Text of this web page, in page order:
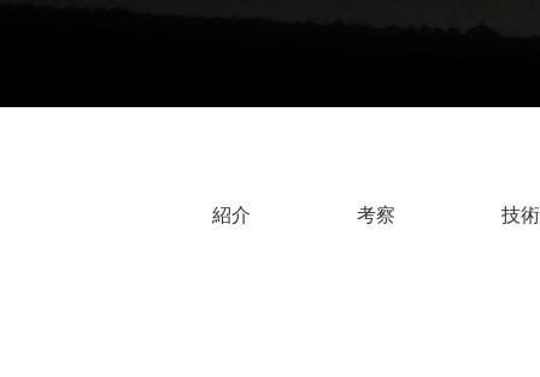
紹介 考察 技術